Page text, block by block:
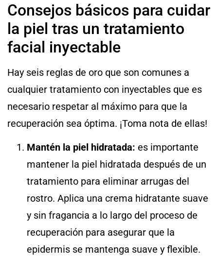
Consejos básicos para cuidar
la piel tras un tratamiento
facial inyectable
Hay seis reglas de oro que son comunes a
cualquier tratamiento con inyectables que es
necesario respetar al máximo para que la
recuperación sea óptima. ¡Toma nota de ellas!
Mantén la piel hidratada: es importante
mantener la piel hidratada después de un
tratamiento para eliminar arrugas del
rostro. Aplica una crema hidratante suave
y sin fragancia a lo largo del proceso de
recuperación para asegurar que la
epidermis se mantenga suave y flexible.